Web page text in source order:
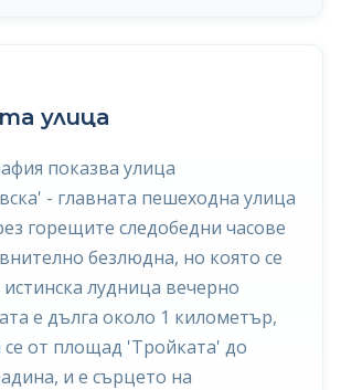
улица
показва улица
- главната пешеходна улица
горещите следобедни часове
безлюдна, но която се
лудница вечерно
е дълга около 1 километър,
от площад 'Тройката' до
и е сърцето на